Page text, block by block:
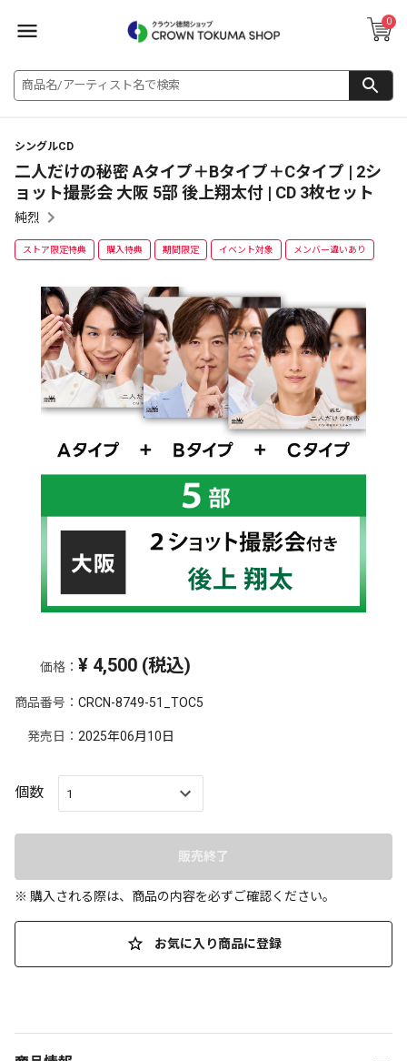
0
シングルCD
二人だけの秘密 Aタイプ＋Bタイプ＋Cタイプ | 2シ
ョット撮影会 大阪 5部 後上翔太付 | CD 3枚セット
純烈
ストア限定特典 購入特典 期間限定 イベント対象 メンバー違いあり
価格： ¥ 4,500 (税込)
商品番号： CRCN-8749-51_TOC5
発売日： 2025年06月10日
個数
販売終了
※ 購入される際は、商品の内容を必ずご確認ください。
お気に入り商品に登録